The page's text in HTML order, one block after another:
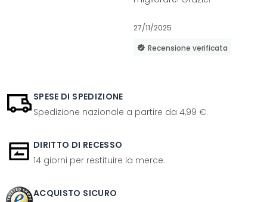
27/11/2025
Recensione verificata
SPESE DI SPEDIZIONE
Spedizione nazionale a partire da 4,99 €.
DIRITTO DI RECESSO
14 giorni per restituire la merce.
ACQUISTO SICURO